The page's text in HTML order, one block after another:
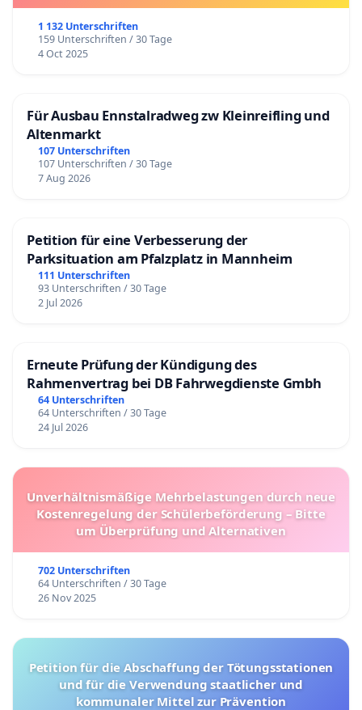
1 132 Unterschriften
159 Unterschriften / 30 Tage
4 Oct 2025
Für Ausbau Ennstalradweg zw Kleinreifling und
Altenmarkt
107 Unterschriften
107 Unterschriften / 30 Tage
7 Aug 2026
Petition für eine Verbesserung der
Parksituation am Pfalzplatz in Mannheim
111 Unterschriften
93 Unterschriften / 30 Tage
2 Jul 2026
Erneute Prüfung der Kündigung des
Rahmenvertrag bei DB Fahrwegdienste Gmbh
64 Unterschriften
64 Unterschriften / 30 Tage
24 Jul 2026
Unverhältnismäßige Mehrbelastungen durch neue
Kostenregelung der Schülerbeförderung – Bitte
um Überprüfung und Alternativen
702 Unterschriften
64 Unterschriften / 30 Tage
26 Nov 2025
Petition für die Abschaffung der Tötungsstationen
und für die Verwendung staatlicher und
kommunaler Mittel zur Prävention